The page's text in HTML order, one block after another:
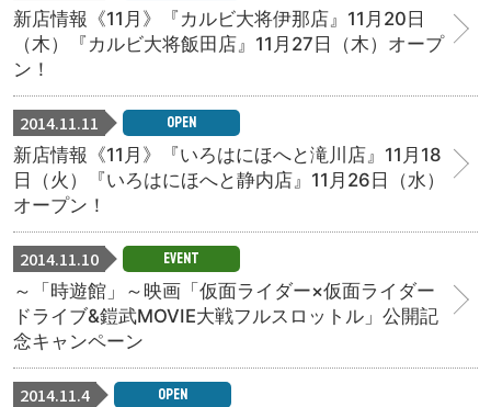
新店情報《11月》『カルビ大将伊那店』11月20日
（木）『カルビ大将飯田店』11月27日（木）オープ
ン！
2014.11.11 OPEN
新店情報《11月》『いろはにほへと滝川店』11月18
日（火）『いろはにほへと静内店』11月26日（水）
オープン！
2014.11.10 EVENT
～「時遊館」～映画「仮面ライダー×仮面ライダー
ドライブ&鎧武MOVIE大戦フルスロットル」公開記
念キャンペーン
2014.11.4 OPEN